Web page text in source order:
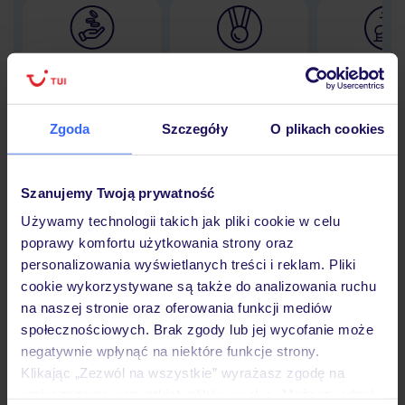
Zgoda Szczegóły O plikach cookies
Szanujemy Twoją prywatność
Używamy technologii takich jak pliki cookie w celu
poprawy komfortu użytkowania strony oraz
personalizowania wyświetlanych treści i reklam. Pliki
cookie wykorzystywane są także do analizowania ruchu
na naszej stronie oraz oferowania funkcji mediów
społecznościowych. Brak zgody lub jej wycofanie może
negatywnie wpłynąć na niektóre funkcje strony.
Klikając „Zezwól na wszystkie” wyrażasz zgodę na
Lider niskich cen
Największe biuro
30 lat w
Hotel
Opinie
Pokoje